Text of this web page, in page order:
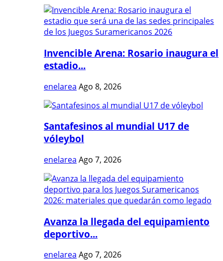
Invencible Arena: Rosario inaugura el
estadio...
enelarea Ago 8, 2026
Santafesinos al mundial U17 de
vóleybol
enelarea Ago 7, 2026
Avanza la llegada del equipamiento
deportivo...
enelarea Ago 7, 2026